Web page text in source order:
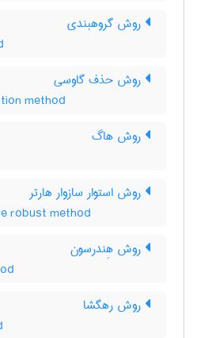
روش گروهبندی
روش حذف گاوسی
method
روش هاگ
روش استوار سازوار هارتر
robust method
روش هِندرسون
روش رهگشا